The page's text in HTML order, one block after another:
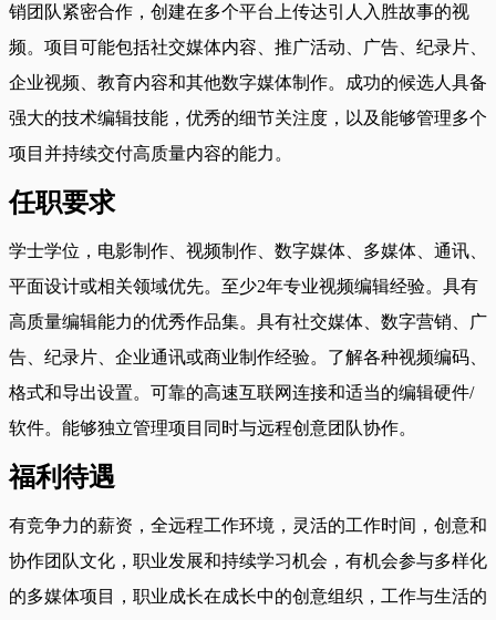
销团队紧密合作，创建在多个平台上传达引人入胜故事的视
频。项目可能包括社交媒体内容、推广活动、广告、纪录片、
企业视频、教育内容和其他数字媒体制作。成功的候选人具备
强大的技术编辑技能，优秀的细节关注度，以及能够管理多个
项目并持续交付高质量内容的能力。
任职要求
学士学位，电影制作、视频制作、数字媒体、多媒体、通讯、
平面设计或相关领域优先。至少2年专业视频编辑经验。具有
高质量编辑能力的优秀作品集。具有社交媒体、数字营销、广
告、纪录片、企业通讯或商业制作经验。了解各种视频编码、
格式和导出设置。可靠的高速互联网连接和适当的编辑硬件/
软件。能够独立管理项目同时与远程创意团队协作。
福利待遇
有竞争力的薪资，全远程工作环境，灵活的工作时间，创意和
协作团队文化，职业发展和持续学习机会，有机会参与多样化
的多媒体项目，职业成长在成长中的创意组织，工作与生活的